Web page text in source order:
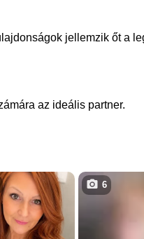
jellemzik őt a
az ideális partner.
6